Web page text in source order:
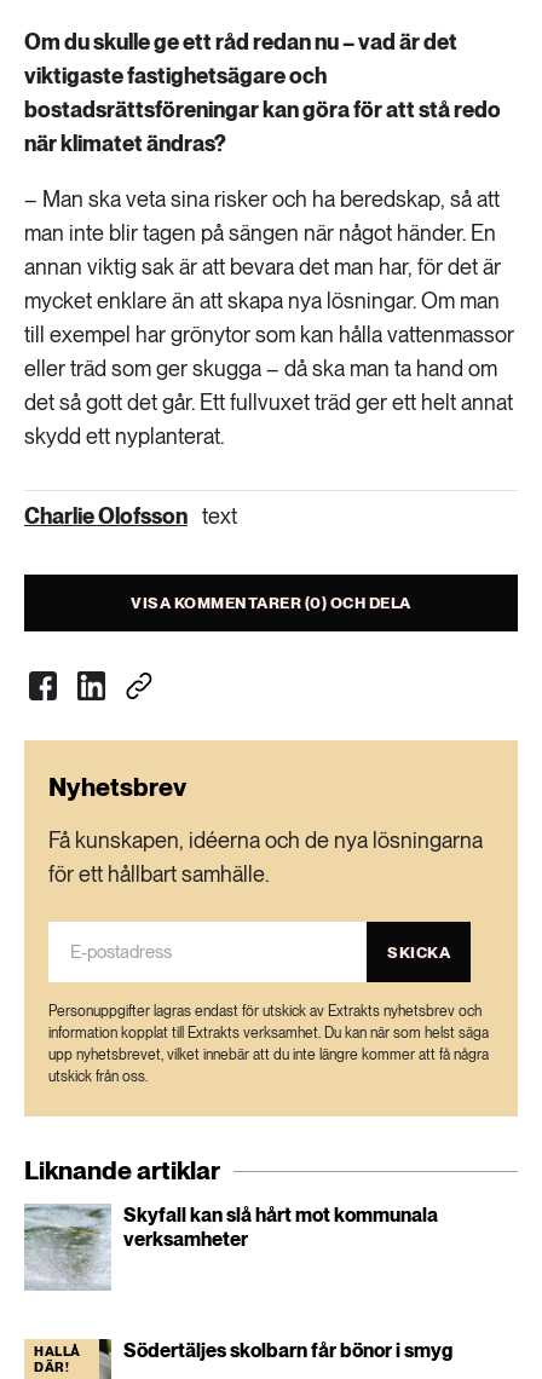
Om du skulle ge ett råd redan nu – vad är det
viktigaste fastighetsägare och
bostadsrättsföreningar kan göra för att stå redo
när klimatet ändras?
– Man ska veta sina risker och ha beredskap, så att
man inte blir tagen på sängen när något händer. En
annan viktig sak är att bevara det man har, för det är
mycket enklare än att skapa nya lösningar. Om man
till exempel har grönytor som kan hålla vattenmassor
eller träd som ger skugga – då ska man ta hand om
det så gott det går. Ett fullvuxet träd ger ett helt annat
skydd ett nyplanterat.
Charlie Olofsson text
VISA KOMMENTARER (0) OCH DELA
Nyhetsbrev
Få kunskapen, idéerna och de nya lösningarna
för ett hållbart samhälle.
SKICKA
Personuppgifter lagras endast för utskick av Extrakts nyhetsbrev och
information kopplat till Extrakts verksamhet. Du kan när som helst säga
upp nyhetsbrevet, vilket innebär att du inte längre kommer att få några
utskick från oss.
Liknande artiklar
Skyfall kan slå hårt mot kommunala
verksamheter
HALLÅ
DÄR!
Södertäljes skolbarn får bönor i smyg